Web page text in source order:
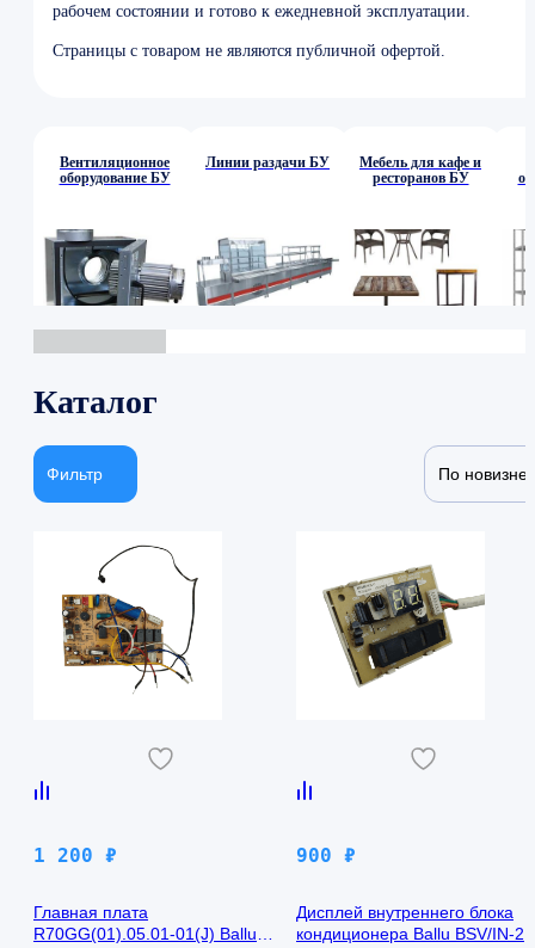
рабочем состоянии и готово к ежедневной эксплуатации.
Страницы с товаром не являются публичной офертой.
Вентиляционное
оборудование БУ
Линии раздачи БУ
Мебель для кафе и
ресторанов БУ
Каталог
Фильтр По новизне
1 200 ₽
Главная плата
R70GG(01).05.01-01(J) Ballu
900 ₽
Дисплей внутреннего блока
кондиционера Ballu BSV/IN-